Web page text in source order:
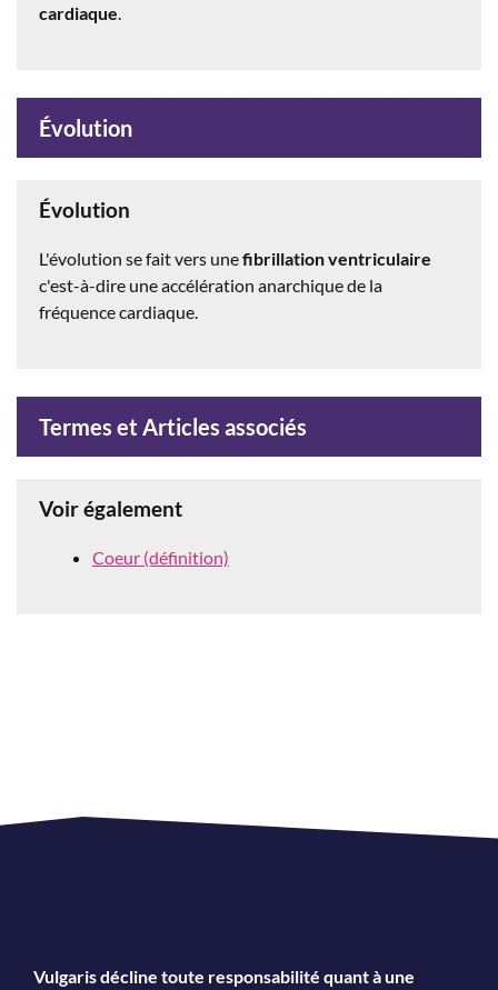
cardiaque.
Évolution
Évolution
L'évolution se fait vers unefibrillation ventriculaire
c'est-à-dire une accélération anarchique de la
fréquence cardiaque.
Termes et Articles associés
Voir également
Coeur (définition)
Vulgaris décline toute responsabilité quant à une